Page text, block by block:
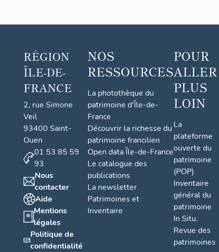
RÉGION
ÎLE-DE-
FRANCE
2, rue Simone
Veil
93400 Saint-
Ouen
01 53 85 59
93
Nous
contacter
Aide
Mentions
légales
Politique de
confidentialité
NOS
RESSOURCES
La photothèque du
patrimoine d'Île-de-
France
Découvrir la richesse du
patrimoine francilien
Open data Île-de-France
Le catalogue des
publications
La newsletter
Patrimoines et
Inventaire
POUR
ALLER
PLUS
LOIN
La
plateforme
ouverte du
patrimoine
(POP)
Inventaire
général du
patrimoine
In Situ.
Revue des
patrimoines